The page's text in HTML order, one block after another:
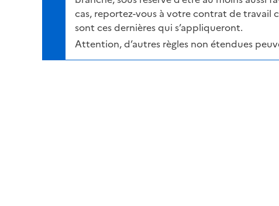
cas, reportez-vous à votre contrat de travail
sont ces dernières qui s’appliqueront.
Attention, d’autres règles non étendues